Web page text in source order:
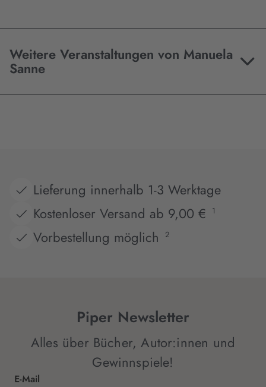
Weitere Veranstaltungen von Manuela
Sanne
Lieferung innerhalb 1-3 Werktage
Kostenloser Versand ab 9,00 €
1
Vorbestellung möglich 2
Piper Newsletter
Alles über Bücher, Autor:innen und
Gewinnspiele!
E-Mail